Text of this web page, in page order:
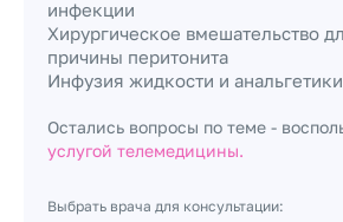
инфекции
Хирургическое вмешательство
причины перитонита
Инфузия жидкости и анальгетики
Остались вопросы по теме -
услугой телемедицины.
Выбрать врача для консультации: